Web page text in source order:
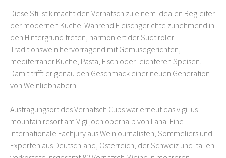
Diese Stilistik macht den Vernatsch zu einem idealen Begleiter
der modernen Küche. Während Fleischgerichte zunehmend in
den Hintergrund treten, harmoniert der Südtiroler
Traditionswein hervorragend mit Gemüsegerichten,
mediterraner Küche, Pasta, Fisch oder leichteren Speisen.
Damit trifft er genau den Geschmack einer neuen Generation
von Weinliebhabern.
Austragungsort des Vernatsch Cups war erneut das vigilius
mountain resort am Vigiljoch oberhalb von Lana. Eine
internationale Fachjury aus Weinjournalisten, Sommeliers und
Experten aus Deutschland, Österreich, der Schweiz und Italien